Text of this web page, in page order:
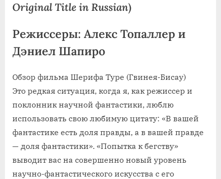
Original Title in Russian)
Режиссеры: Алекс Топаллер и
Дэниел Шапиро
Обзор фильма Шерифа Туре (Гвинея-Бисау)
Это редкая ситуация, когда я, как режиссер и
поклонник научной фантастики, люблю
использовать свою любимую цитату: «В вашей
фантастике есть доля правды, а в вашей правде
— доля фантастики». «Попытка к бегству»
выводит вас на совершенно новый уровень
научно-фантастического искусства с его